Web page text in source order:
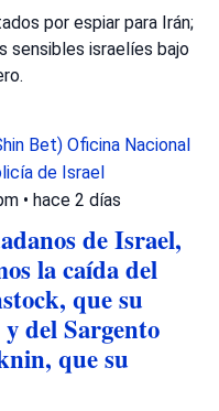
por espiar para Irán;
sensibles israelíes bajo
Bet) Oficina Nacional
de Israel
• hace 2 días
de Israel,
la caída del
que su
del Sargento
que su